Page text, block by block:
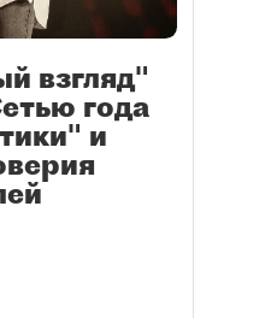
взгляд"
года
и